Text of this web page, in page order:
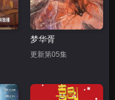
梦华胥
更新第05集